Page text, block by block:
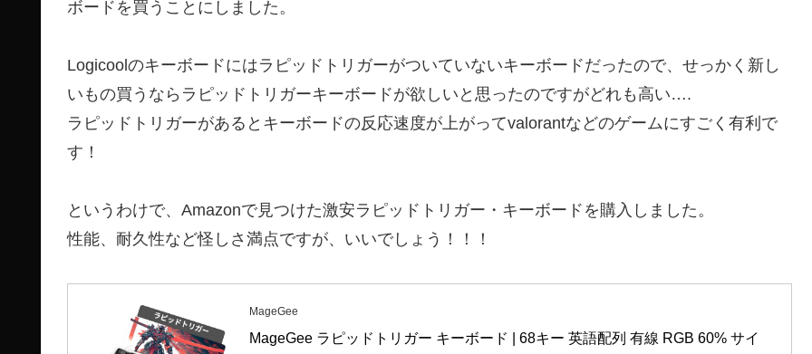
ボードを買うことにしました。
Logicoolのキーボードにはラピッドトリガーがついていないキーボードだったので、せっかく新し
いもの買うならラピッドトリガーキーボードが欲しいと思ったのですがどれも高い….
ラピッドトリガーがあるとキーボードの反応速度が上がってvalorantなどのゲームにすごく有利で
す！
というわけで、Amazonで見つけた激安ラピッドトリガー・キーボードを購入しました。
性能、耐久性など怪しさ満点ですが、いいでしょう！！！
MageGee
MageGee ラピッドトリガー キーボード | 68キー 英語配列 有線 RGB 60% サイ